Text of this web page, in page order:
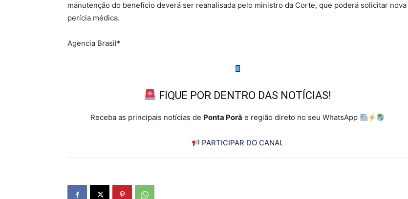
manutenção do benefício deverá ser reanalisada pelo ministro da Corte, que poderá solicitar nova
perícia médica.
Agencia Brasil*
FIQUE POR DENTRO DAS NOTÍCIAS!
Receba as principais notícias de Ponta Porã e região direto no seu WhatsApp
PARTICIPAR DO CANAL